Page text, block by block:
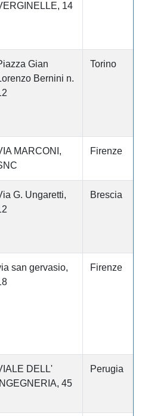
14
Gian
Bernini n.
Torino
MARCONI,
Firenze
G. Ungaretti,
Brescia
san gervasio,
Firenze
DELL'
INGEGNERIA, 45
Perugia